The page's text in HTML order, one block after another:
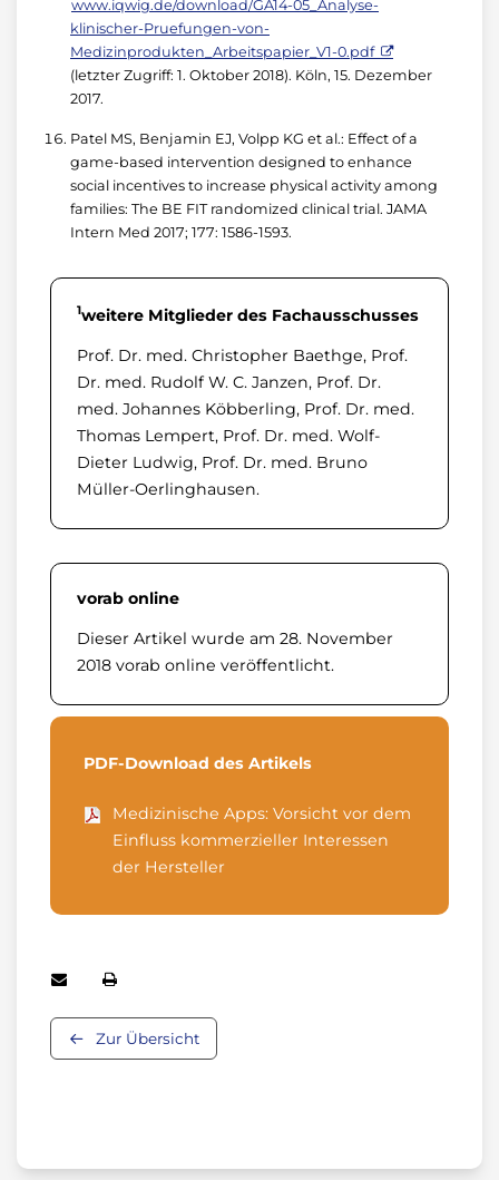
www.iqwig.de/download/GA14-05_Analyse-
klinischer-Pruefungen-von-
Medizinprodukten_Arbeitspapier_V1-0.pdf
(letzter Zugriff: 1. Oktober 2018). Köln, 15. Dezember
2017.
Patel MS, Benjamin EJ, Volpp KG et al.: Effect of a
game-based intervention designed to enhance
social incentives to increase physical activity among
families: The BE FIT randomized clinical trial. JAMA
Intern Med 2017; 177: 1586-1593.
1weitere Mitglieder des Fachausschusses
Prof. Dr. med. Christopher Baethge, Prof.
Dr. med. Rudolf W. C. Janzen, Prof. Dr.
med. Johannes Köbberling, Prof. Dr. med.
Thomas Lempert, Prof. Dr. med. Wolf-
Dieter Ludwig, Prof. Dr. med. Bruno
Müller-Oerlinghausen.
vorab online
Dieser Artikel wurde am 28. November
2018 vorab online veröffentlicht.
PDF-Download des Artikels
Medizinische Apps: Vorsicht vor dem
Einfluss kommerzieller Interessen
der Hersteller
Zur Übersicht